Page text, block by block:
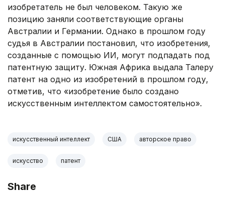
изобретатель не был человеком. Такую же
позицию заняли соответствующие органы
Австралии и Германии. Однако в прошлом году
судья в Австралии постановил, что изобретения,
созданные с помощью ИИ, могут подпадать под
патентную защиту. Южная Африка выдала Талеру
патент на одно из изобретений в прошлом году,
отметив, что «изобретение было создано
искусственным интеллектом самостоятельно».
искусственный интеллект США авторское право
искусство патент
Share